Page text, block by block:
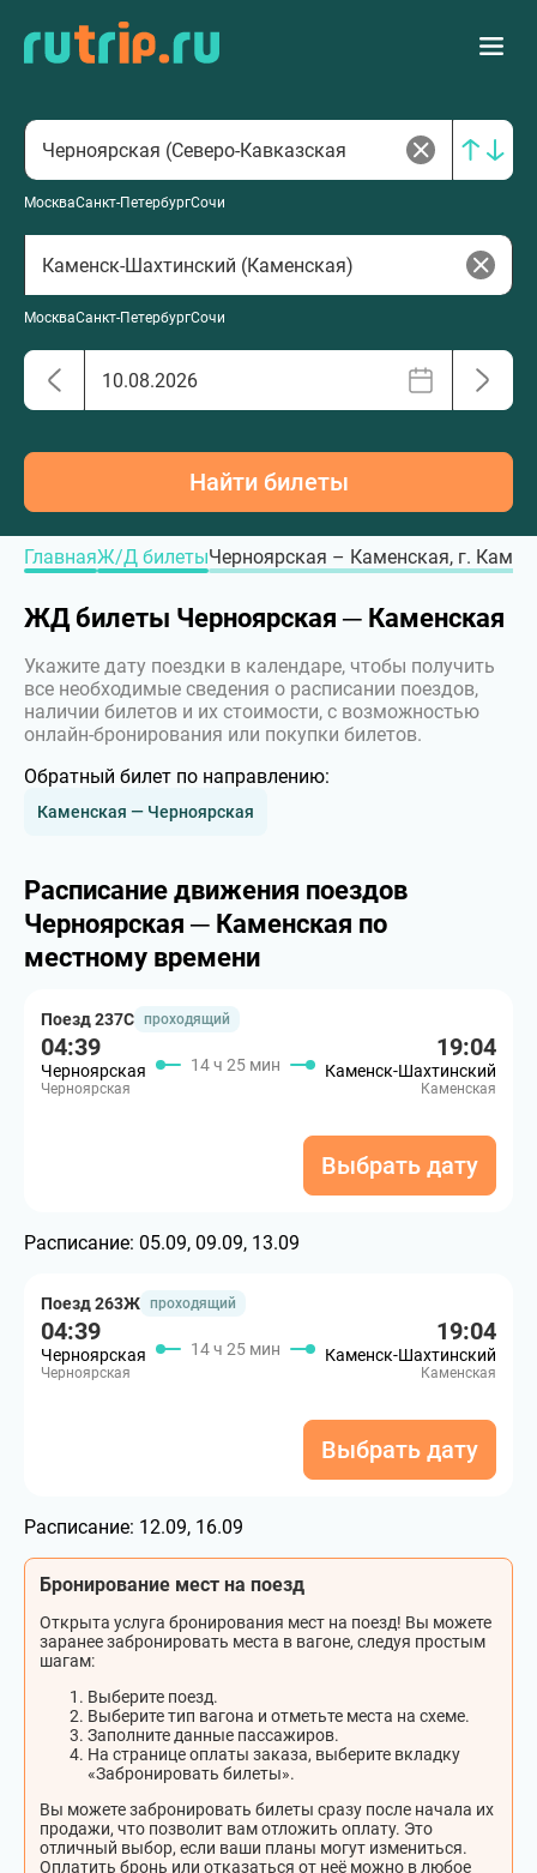
МоскваСанкт-ПетербургСочи
МоскваСанкт-ПетербургСочи
Найти билеты
ГлавнаяЖ/Д билетыЧерноярская – Каменская, г.
ЖД билеты Черноярская ─ Каменская
Укажите дату поездки в календаре, чтобы получить
все необходимые сведения о расписании поездов,
наличии билетов и их стоимости, с возможностью
онлайн-бронирования или покупки билетов.
Обратный билет по направлению:
Каменская — Черноярская
Расписание движения поездов
Черноярская ─ Каменская по
местному времени
Поезд 237С проходящий
04:39
Черноярская
Черноярская
14 ч 25 мин
19:04
Каменск-Шахтинский
Каменская
Выбрать дату
Расписание: 05.09, 09.09, 13.09
Поезд 263Ж проходящий
04:39
Черноярская
Черноярская
14 ч 25 мин
19:04
Каменск-Шахтинский
Каменская
Выбрать дату
Расписание: 12.09, 16.09
Бронирование мест на поезд
Открыта услуга бронирования мест на поезд! Вы можете
заранее забронировать места в вагоне, следуя простым
шагам:
Выберите поезд.
Выберите тип вагона и отметьте места на схеме.
Заполните данные пассажиров.
На странице оплаты заказа, выберите вкладку
«Забронировать билеты».
Вы можете забронировать билеты сразу после начала их
продажи, что позволит вам отложить оплату. Это
отличный выбор, если ваши планы могут измениться.
Оплатить бронь или отказаться от неё можно в любое